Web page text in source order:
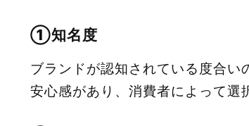
①知名度
ブランドが認知されている度合い
安心感があり、消費者によって選